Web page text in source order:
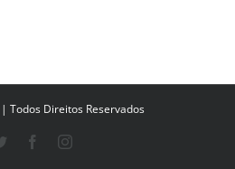
Todos Direitos Reservados
Twitter FacebookInstagram